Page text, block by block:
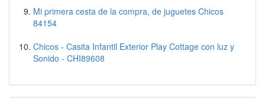
Mi primera cesta de la compra, de juguetes Chicos
84154
Chicos - Casita Infantil Exterior Play Cottage con luz y
Sonido - CHI89608